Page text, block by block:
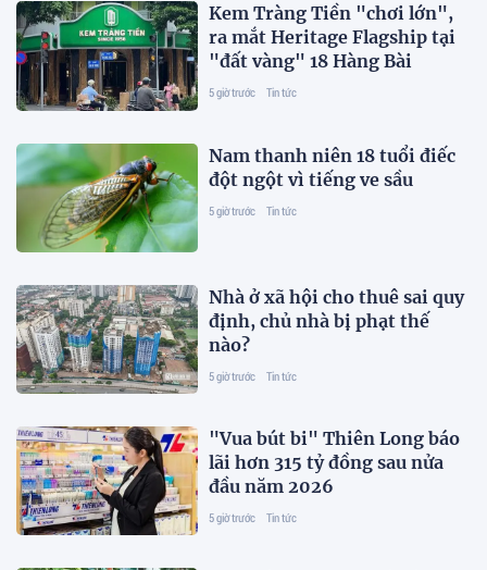
Kem Tràng Tiền "chơi lớn",
ra mắt Heritage Flagship tại
"đất vàng" 18 Hàng Bài
5 giờ trước Tin tức
Nam thanh niên 18 tuổi điếc
đột ngột vì tiếng ve sầu
5 giờ trước Tin tức
Nhà ở xã hội cho thuê sai quy
định, chủ nhà bị phạt thế
nào?
5 giờ trước Tin tức
"Vua bút bi" Thiên Long báo
lãi hơn 315 tỷ đồng sau nửa
đầu năm 2026
5 giờ trước Tin tức